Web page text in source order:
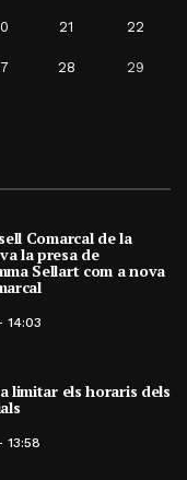
21 22
28 29
Comarcal de la
la presa de
Sellart com a nova
14:03
limitar els horaris dels
13:58